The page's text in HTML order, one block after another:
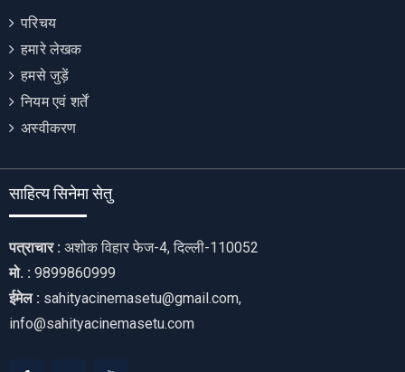
परिचय
हमारे लेखक
हमसे जुड़ें
नियम एवं शर्तें
अस्वीकरण
साहित्य सिनेमा सेतु
पत्राचार : अशोक विहार फेज-4, दिल्ली-110052
मो. : 9899860999
ईमेल : sahityacinemasetu@gmail.com,
info@sahityacinemasetu.com